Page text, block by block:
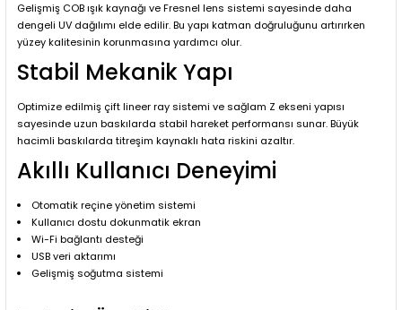
Gelişmiş COB ışık kaynağı ve Fresnel lens sistemi sayesinde daha
dengeli UV dağılımı elde edilir. Bu yapı katman doğruluğunu artırırken
yüzey kalitesinin korunmasına yardımcı olur.
Stabil Mekanik Yapı
Optimize edilmiş çift lineer ray sistemi ve sağlam Z ekseni yapısı
sayesinde uzun baskılarda stabil hareket performansı sunar. Büyük
hacimli baskılarda titreşim kaynaklı hata riskini azaltır.
Akıllı Kullanıcı Deneyimi
Otomatik reçine yönetim sistemi
Kullanıcı dostu dokunmatik ekran
Wi-Fi bağlantı desteği
USB veri aktarımı
Gelişmiş soğutma sistemi